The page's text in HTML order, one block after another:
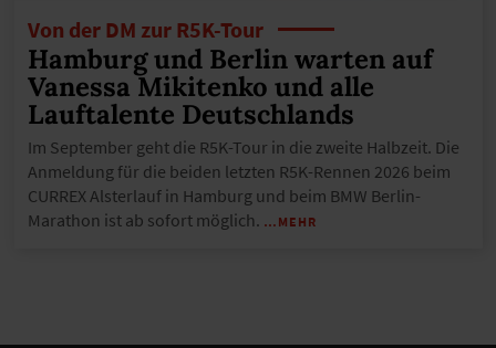
Von der DM zur R5K-Tour
Hamburg und Berlin warten auf
Vanessa Mikitenko und alle
Lauftalente Deutschlands
Im September geht die R5K-Tour in die zweite Halbzeit. Die
Anmeldung für die beiden letzten R5K-Rennen 2026 beim
CURREX Alsterlauf in Hamburg und beim BMW Berlin-
Marathon ist ab sofort möglich. …MEHR